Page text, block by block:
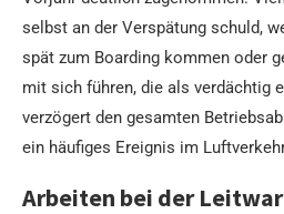
selbst an der Verspätung schuld,
spät zum Boarding kommen oder
mit sich führen, die als verdächtig
verzögert den gesamten
ein häufiges Ereignis im
Arbeiten bei der